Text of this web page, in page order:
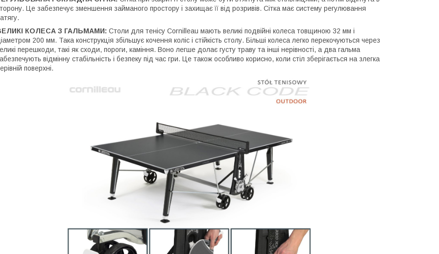
Це забезпечує зменшення займаного простору і захищає її від розривів. Сітка має систему регулювання
КОЛЕСА З ГАЛЬМАМИ: Столи для тенісу Cornilleau мають великі подвійні колеса товщиною 32 мм і
200 мм. Така конструкція збільшує кочення коліс і стійкість столу. Більші колеса легко перекочуються через
перешкоди, такі як сходи, пороги, каміння. Воно легше долає густу траву та інші нерівності, а два гальма
відмінну стабільність і безпеку під час гри. Це також особливо корисно, коли стіл зберігається на злегка
поверхні.